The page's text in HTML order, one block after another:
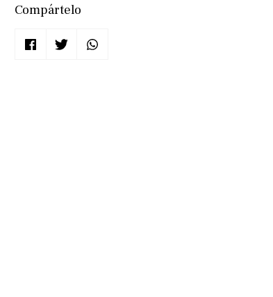
Compártelo